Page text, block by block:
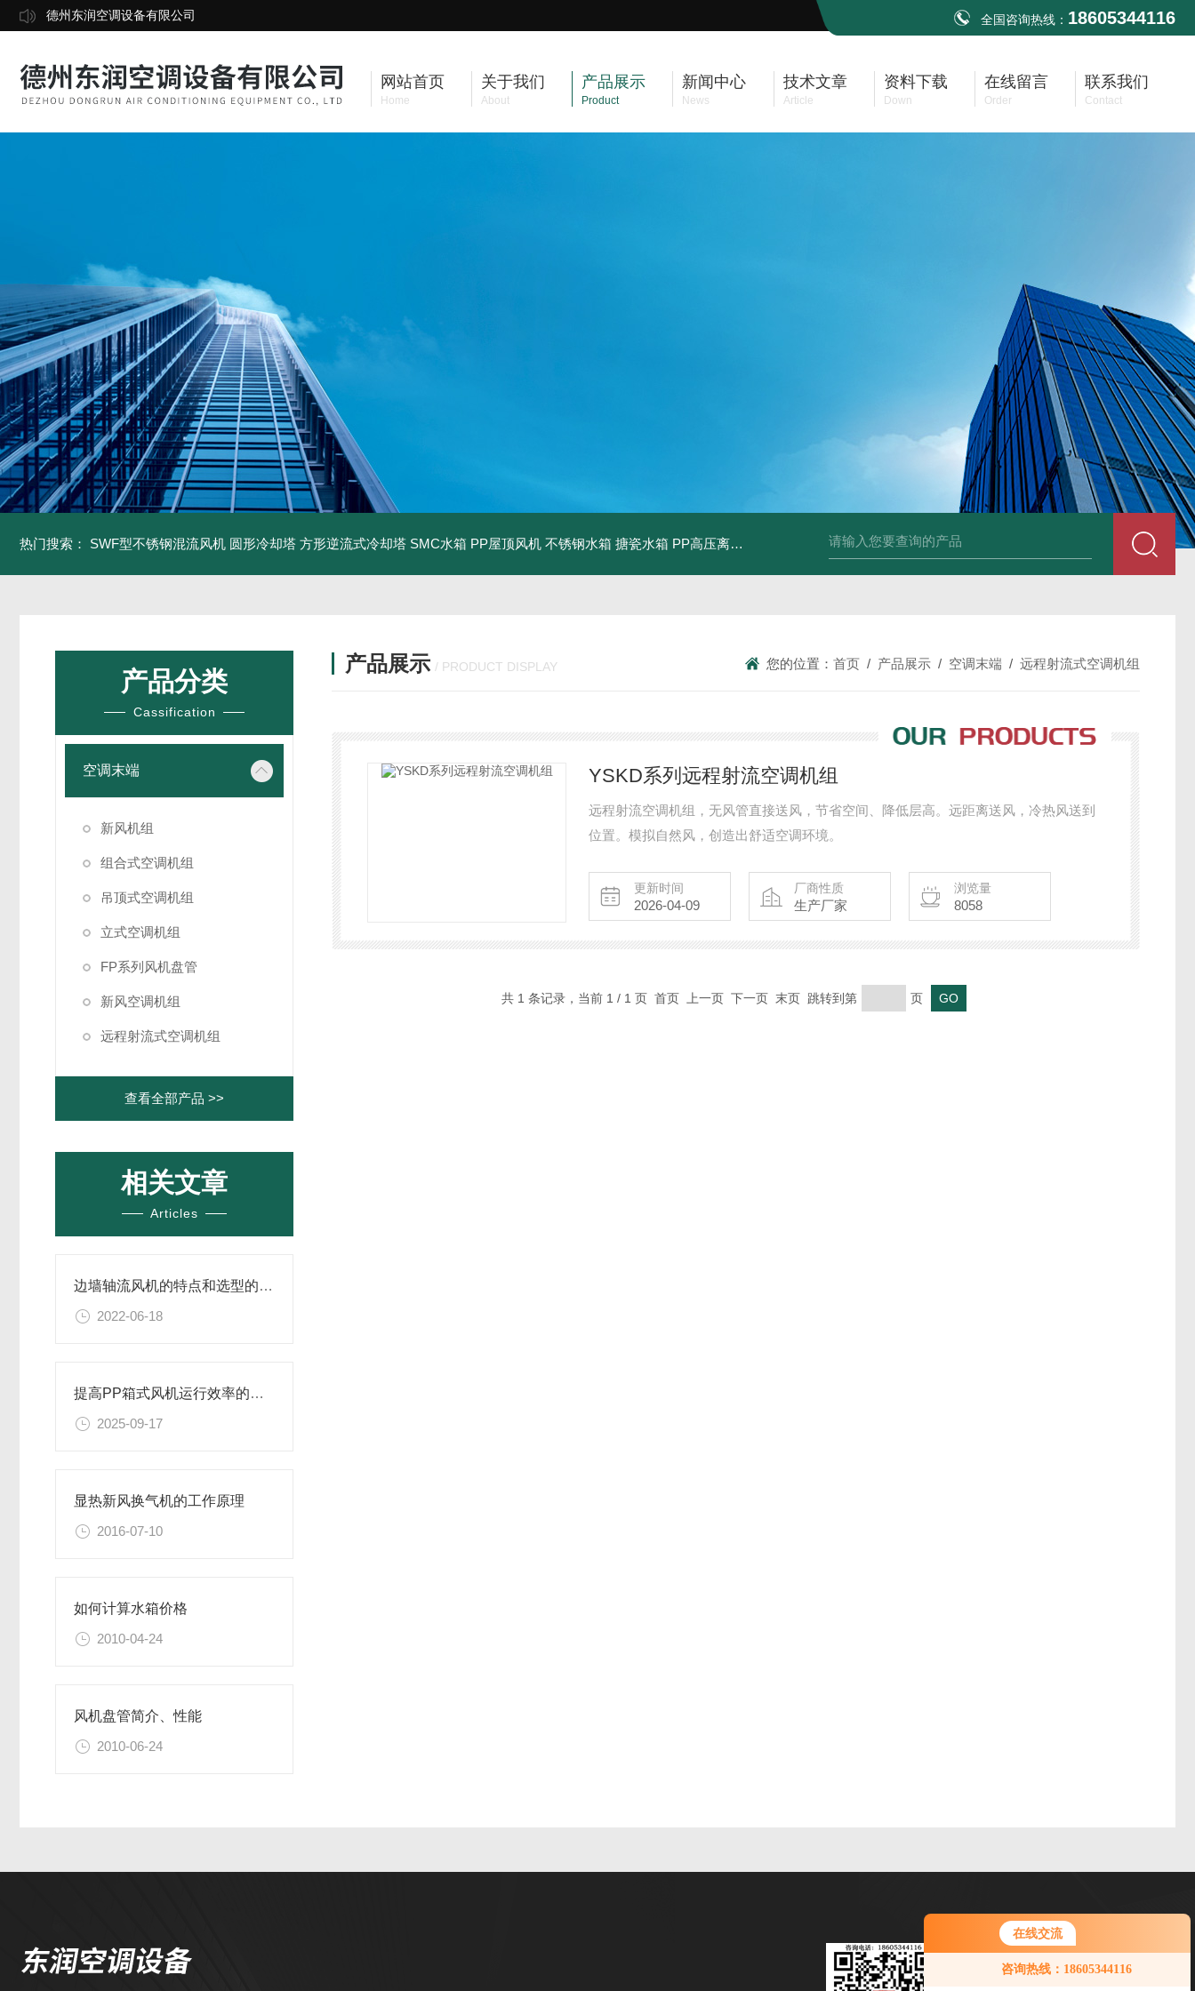
在线交流
咨询热线：18605344116
德州东润空调设备有限公司 全国咨询热线： 18605344116
网站首页
Home
关于我们
About
产品展示
Product
新闻中心
News
技术文章
Article
资料下载
Down
在线留言
Order
联系我们
Contact
热门搜索： SWF型不锈钢混流风机 圆形冷却塔 方形逆流式冷却塔 SMC水箱 PP屋顶风机 不锈钢水箱 搪瓷水箱 PP高压离心风机 PP风帽 组合式空调机组 单层百叶
产品分类
Cassification
空调末端
新风机组
组合式空调机组
吊顶式空调机组
立式空调机组
FP系列风机盘管
新风空调机组
远程射流式空调机组
查看全部产品 >>
相关文章
Articles
边墙轴流风机的特点和选型的方法介绍
2022-06-18
提高PP箱式风机运行效率的关键因素
2025-09-17
显热新风换气机的工作原理
2016-07-10
如何计算水箱价格
2010-04-24
风机盘管简介、性能
2010-06-24
产品展示 / PRODUCT DISPLAY 您的位置： 首页 / 产品展示 / 空调末端 / 远程射流式空调机组
YSKD系列远程射流空调机组
远程射流空调机组，无风管直接送风，节省空间、降低层高。远距离送风，冷热风送到
位置。模拟自然风，创造出舒适空调环境。
更新时间
2026-04-09
厂商性质
生产厂家
浏览量
8058
共 1 条记录，当前 1 / 1 页 首页 上一页 下一页 末页 跳转到第 页
微信扫一扫